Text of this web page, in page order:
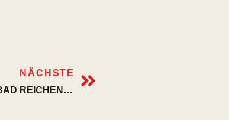
NÄCHSTE
17. OKT. 2026 – BUNDESLEHRGANG DES DJJR IN BAD REICHENHALL